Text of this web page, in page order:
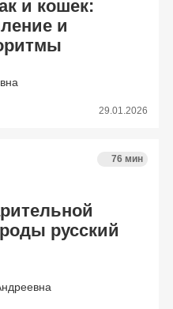
и кошек:
и
29.01.2026
76 мин
русский